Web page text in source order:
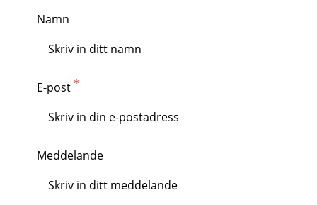
Namn
E-post
Meddelande